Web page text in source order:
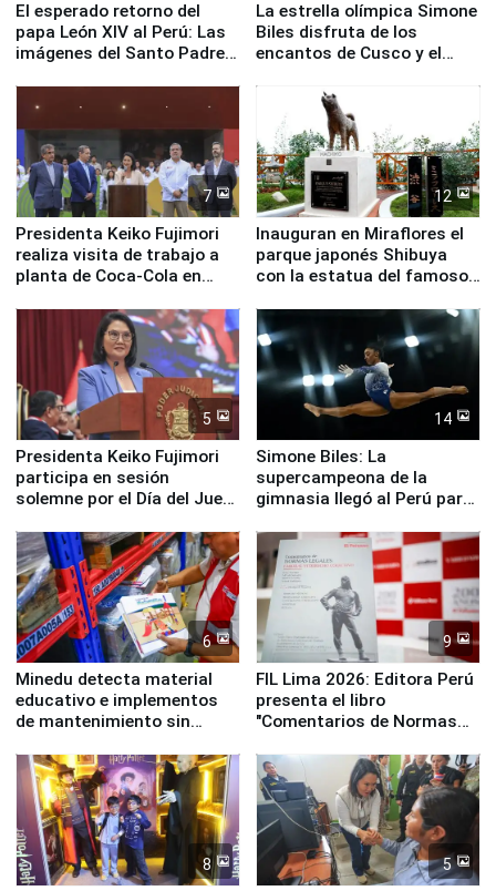
El esperado retorno del
papa León XIV al Perú: Las
imágenes del Santo Padre
La estrella olímpica Simone
Biles disfruta de los
encantos de Cusco y el
7
Presidenta Keiko Fujimori
realiza visita de trabajo a
planta de Coca-Cola en
12
Inauguran en Miraflores el
parque japonés Shibuya
con la estatua del famoso
5
Presidenta Keiko Fujimori
participa en sesión
solemne por el Día del Juez
14
Simone Biles: La
supercampeona de la
gimnasia llegó al Perú para
Panamericanos Lima 2027
6
Minedu detecta material
educativo e implementos
de mantenimiento sin
la UGEL 2
9
FIL Lima 2026: Editora Perú
presenta el libro
"Comentarios de Normas
Derecho Colectivo"
8 5